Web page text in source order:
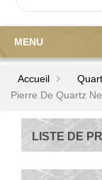
MENU
Accueil
Pierre De Quartz
LISTE DE